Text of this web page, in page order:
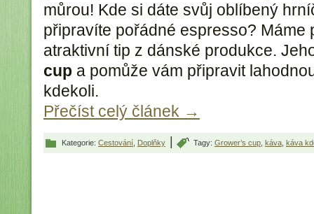
můrou! Kde si dáte svůj oblíbený
připravíte pořádné espresso? Máme
atraktivní tip z dánské produkce.
cup a pomůže vám připravit
kdekoli.
Přečíst celý článek →
Kategorie: Cestování Doplňky Tagy: Grower’s cup káva káva